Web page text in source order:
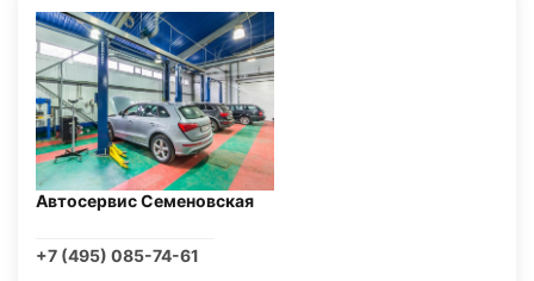
Автосервис Семеновская
+7 (495) 085-74-61